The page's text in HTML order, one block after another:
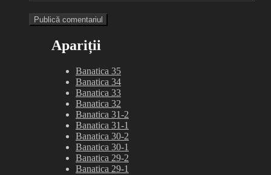
Apariții
Banatica 35
Banatica 34
Banatica 33
Banatica 32
Banatica 31-2
Banatica 31-1
Banatica 30-2
Banatica 30-1
Banatica 29-2
Banatica 29-1